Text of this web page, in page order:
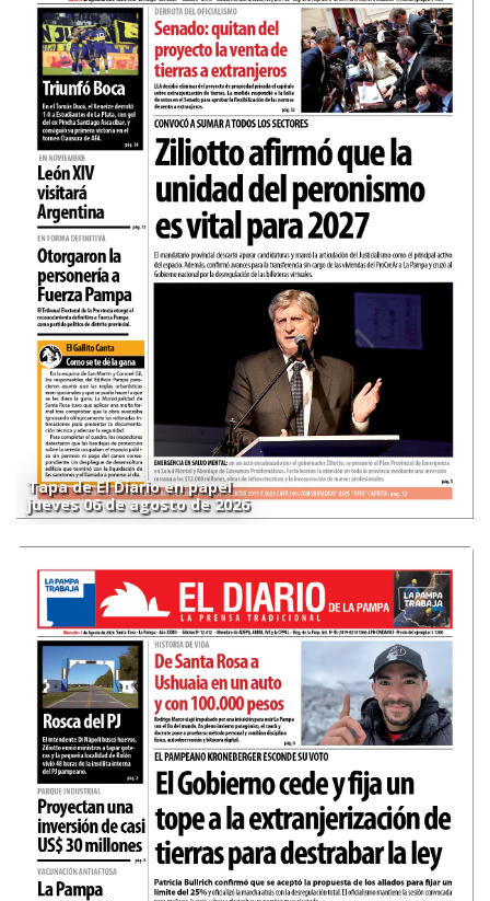
Tapa de El Diario en papel
jueves 06 de agosto de 2026